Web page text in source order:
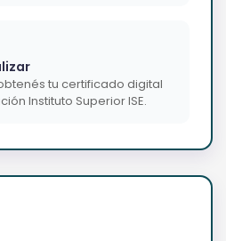
tu certificado digital
Instituto Superior ISE.